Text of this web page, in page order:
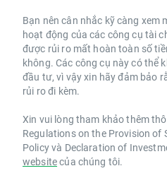
Bạn nên cân nhắc kỹ càng xem
hoạt động của các công cụ tài
được rủi ro mất hoàn toàn số
không. Các công cụ này có thể
đầu tư, vì vậy xin hãy đảm bảo
rủi ro đi kèm.
Xin vui lòng tham khảo thêm
Regulations on the Provision of
Policy và Declaration of
websitecủa chúng tôi.